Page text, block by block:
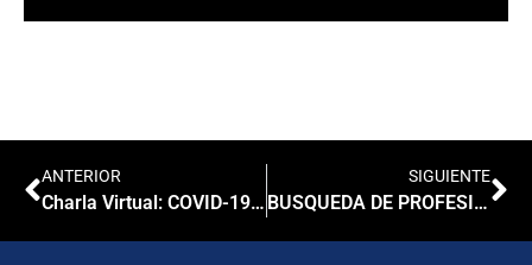
ANTERIOR
Charla Virtual: COVID-19, INFECCION, VACUNAS, HEMOSTASIA Y TROMBOSIS
SIGUIENTE
BUSQUEDA DE PROFESIONAL BIOQUIMICO/A